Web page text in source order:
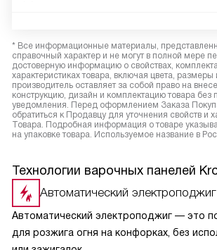
* Все информационные материалы,
справочный характер и не могут в полной мере
достоверную информацию о свойствах,
характеристиках товара, включая цвета,
производитель оставляет за собой право на
конструкцию, дизайн и комплектацию товара без
уведомления. Перед оформлением Заказа
обратиться к Продавцу для уточнения свойств и
Товара. Подробная информация о товаре
на упаковке товара. Используемое название в
Технологии варочных панелей
Автоматический электроподжиг
Автоматический электроподжиг — это
для розжига огня на конфорках, без